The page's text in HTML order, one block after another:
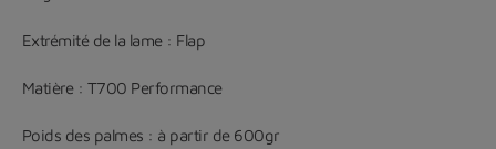
Extrémité de la lame : Flap
Matière : T700 Performance
Poids des palmes : à partir de 600gr